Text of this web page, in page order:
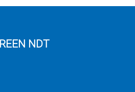
NDT